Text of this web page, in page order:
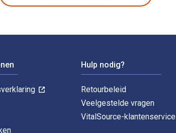
Hulp nodig?
Retourbeleid
Veelgestelde vragen
VitalSource-klantenservice